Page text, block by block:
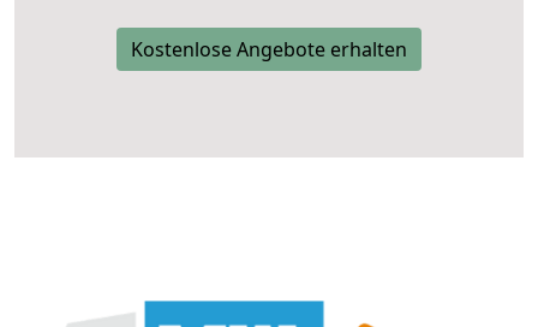
Kostenlose Angebote erhalten